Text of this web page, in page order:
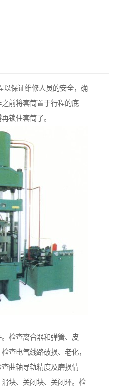
以保证维修人员的安全，确
前将套筒置于行程的底
锁住套筒了。
检查离合器和弹簧、皮
查电气线路破损、老化，
曲轴导轨精度及磨损情
块、关闭块、关闭环。检